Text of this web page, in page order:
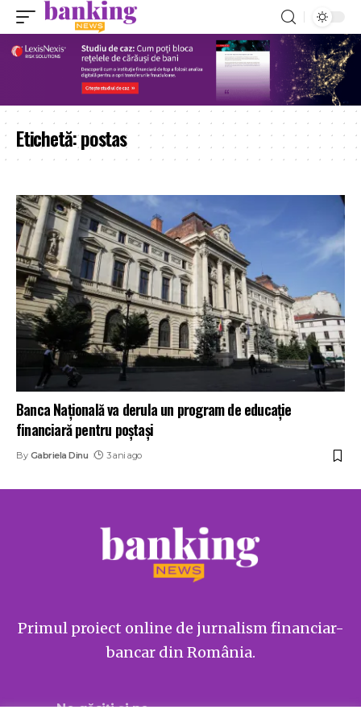
Etichetă:postas
Banca Națională va derula un program de educație
financiară pentru poștași
By Gabriela Dinu 3 ani ago
Primul proiect online de jurnalism financiar-
bancar din România.
Ne găsiți și pe